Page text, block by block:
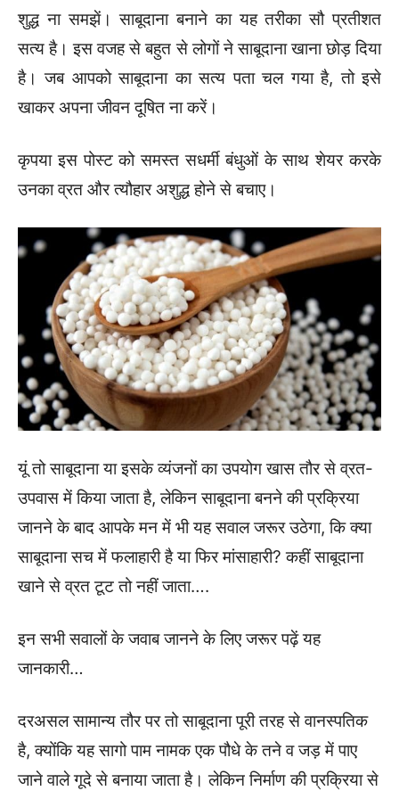
शुद्ध ना समझें। साबूदाना बनाने का यह तरीका सौ प्रतीशत
सत्य है। इस वजह से बहुत से लोगों ने साबूदाना खाना छोड़ दिया
है। जब आपको साबूदाना का सत्य पता चल गया है, तो इसे
खाकर अपना जीवन दूषित ना करें।
कृपया इस पोस्ट को समस्त सधर्मी बंधुओं के साथ शेयर करके
उनका व्रत और त्यौहार अशुद्ध होने से बचाए।
यूं तो साबूदाना या इसके व्यंजनों का उपयोग खास तौर से व्रत-
उपवास में किया जाता है, लेकिन साबूदाना बनने की प्रक्रिया
जानने के बाद आपके मन में भी यह सवाल जरूर उठेगा, कि क्या
साबूदाना सच में फलाहारी है या फिर मांसाहारी? कहीं साबूदाना
खाने से व्रत टूट तो नहीं जाता….
इन सभी सवालों के जवाब जानने के लिए जरूर पढ़ें यह
जानकारी…
दरअसल सामान्य तौर पर तो साबूदाना पूरी तरह से वानस्पतिक
है, क्योंकि यह सागो पाम नामक एक पौधे के तने व जड़ में पाए
जाने वाले गूदे से बनाया जाता है। लेकिन निर्माण की प्रक्रिया से